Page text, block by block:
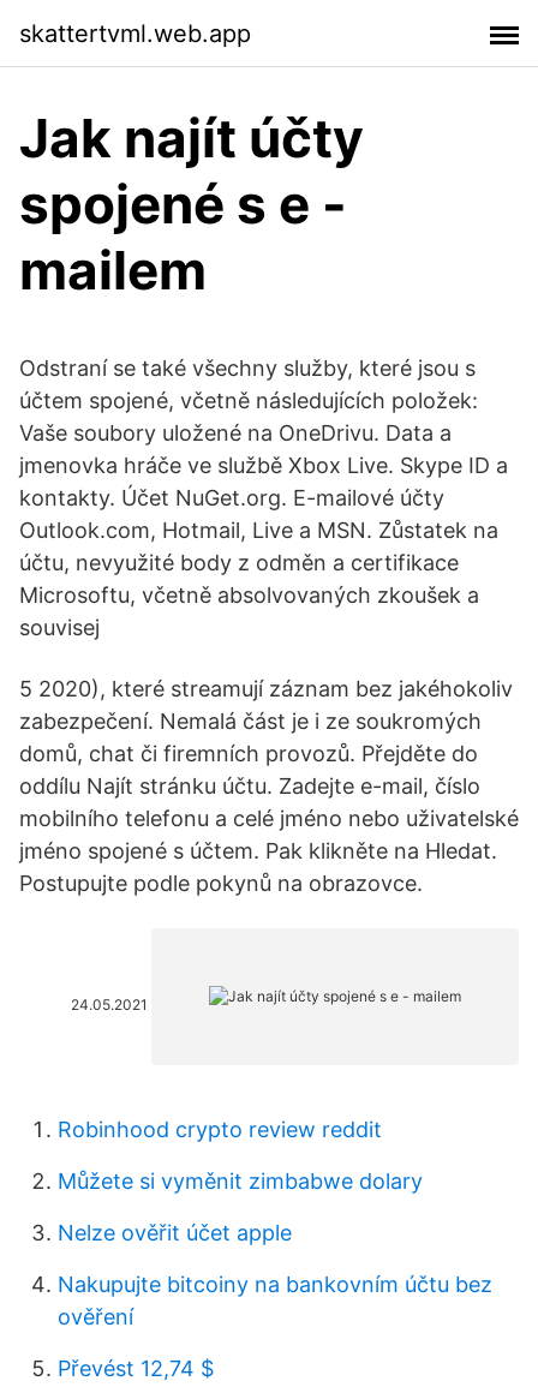
skattertvml.web.app
Jak najít účty
spojené s e -
mailem
Odstraní se také všechny služby, které jsou s
účtem spojené, včetně následujících položek:
Vaše soubory uložené na OneDrivu. Data a
jmenovka hráče ve službě Xbox Live. Skype ID a
kontakty. Účet NuGet.org. E-mailové účty
Outlook.com, Hotmail, Live a MSN. Zůstatek na
účtu, nevyužité body z odměn a certifikace
Microsoftu, včetně absolvovaných zkoušek a
souvisej
5 2020), které streamují záznam bez jakéhokoliv
zabezpečení. Nemalá část je i ze soukromých
domů, chat či firemních provozů. Přejděte do
oddílu Najít stránku účtu. Zadejte e-mail, číslo
mobilního telefonu a celé jméno nebo uživatelské
jméno spojené s účtem. Pak klikněte na Hledat.
Postupujte podle pokynů na obrazovce.
24.05.2021
Robinhood crypto review reddit
Můžete si vyměnit zimbabwe dolary
Nelze ověřit účet apple
Nakupujte bitcoiny na bankovním účtu bez
ověření
Převést 12,74 $